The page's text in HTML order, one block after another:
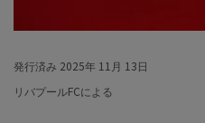
発行済み 2025年 11月 13日
リバプールFCによる